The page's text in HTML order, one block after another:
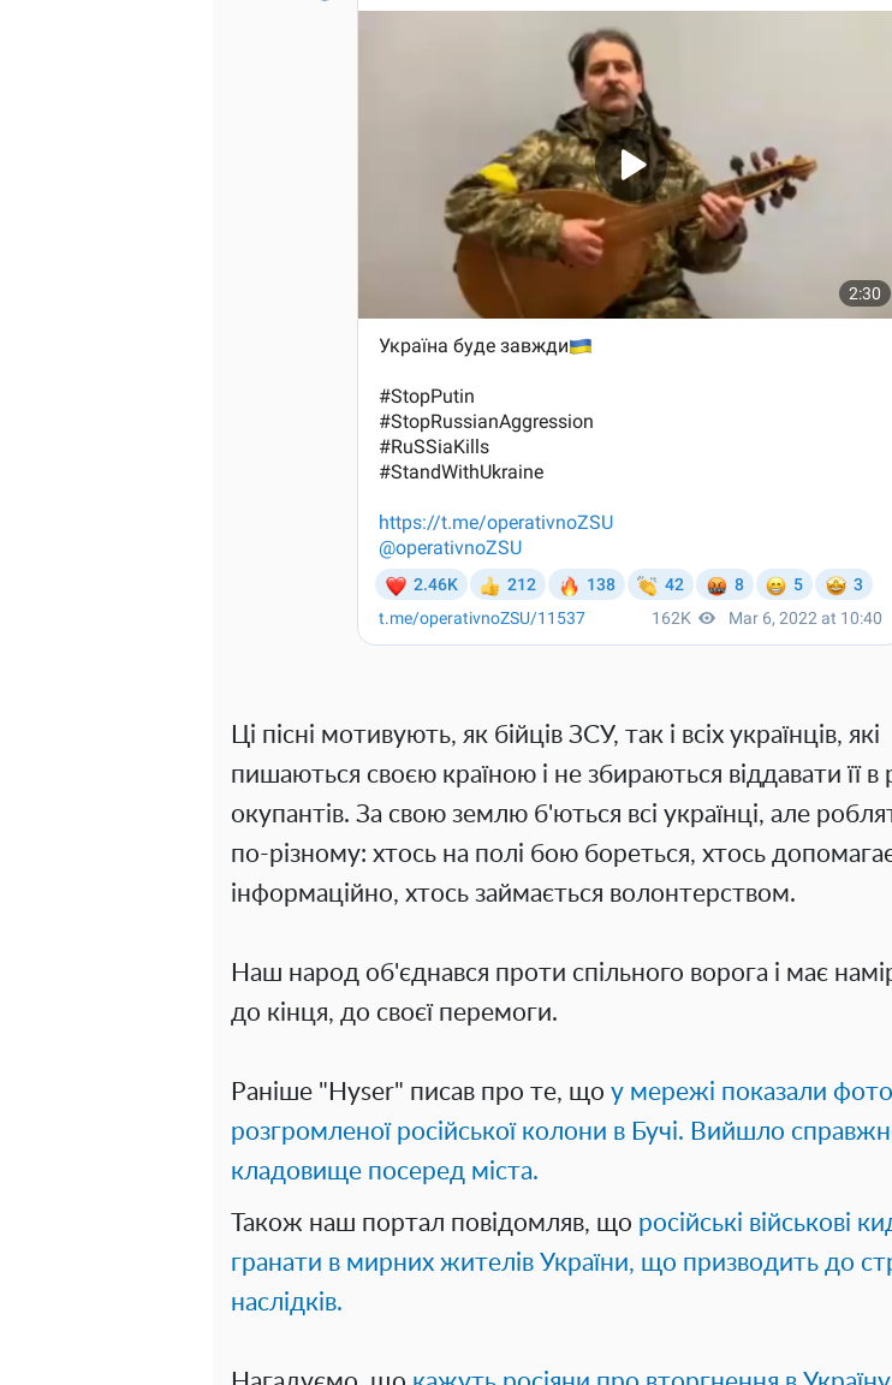
Ці пісні мотивують, як бійців ЗСУ, так і всіх українців, які
пишаються своєю країною і не збираються віддавати її в
окупантів. За свою землю б'ються всі українці, але
по-різному: хтось на полі бою бореться, хтось
інформаційно, хтось займається волонтерством.
Наш народ об'єднався проти спільного ворога і має
до кінця, до своєї перемоги.
Раніше "Hyser" писав про те, що у мережі показали фото
розгромленої російської колони в Бучі. Вийшло
кладовище посеред міста.
Також наш портал повідомляв, що російські військові
гранати в мирних жителів України, що призводить до
наслідків.